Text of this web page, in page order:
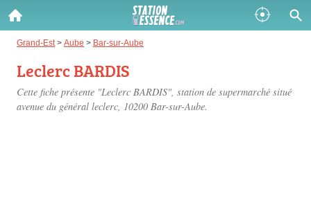
Grand-Est > Aube > Bar-sur-Aube
Leclerc BARDIS
Cette fiche présente "Leclerc BARDIS", station de supermarché situé
avenue du général leclerc, 10200 Bar-sur-Aube.
Gazole :
Disponible
SP 98 :